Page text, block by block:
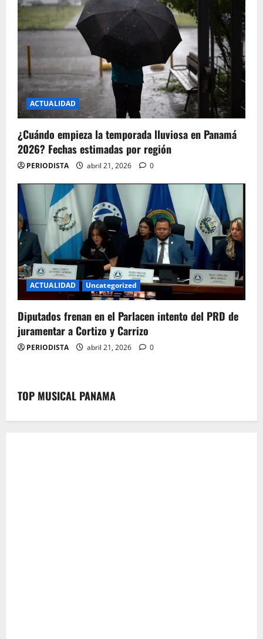
ACTUALIDAD
¿Cuándo empieza la temporada lluviosa en Panamá
2026? Fechas estimadas por región
PERIODISTA abril 21, 2026 0
ACTUALIDAD Uncategorized
Diputados frenan en el Parlacen intento del PRD de
juramentar a Cortizo y Carrizo
PERIODISTA abril 21, 2026 0
TOP MUSICAL PANAMA